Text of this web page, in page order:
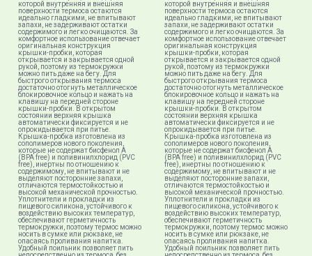
которой внутренняя и внешняя
поверхности термоса остаются
идеально гладкими, не впитывают
запахи, не задерживают остатки
содержимого и легко очищаются. За
комфортное использование отвечает
оригинальная конструкция
крышки-пробки, которая
открывается и закрывается одной
рукой, поэтому из термокружки
можно пить даже на бегу. Для
быстрого открывания термоса
достаточно отогнуть металлическое
блокировочное кольцо и нажать на
клавишу на передней стороне
крышки-пробки. В открытом
состоянии верхняя крышка
автоматически фиксируется и не
опрокидывается при питье.
Крышка-пробка изготовлена из
сополимеров нового поколения,
которые не содержат бисфенол А
(BPA free) и поливинилхлорид (PVC
free), инертны по отношению к
содержимому, не впитывают и не
выделяют посторонние запахи,
отличаются термостойкостью и
высокой механической прочностью.
Уплотнители и прокладки из
пищевого силикона, устойчивого к
воздействию высоких температур,
обеспечивают герметичность
термокружки, поэтому термос можно
носить в сумке или рюкзаке, не
опасаясь проливания напитка.
Удобный поильник позволяет пить
которой внутренняя и внешняя
поверхности термоса остаются
идеально гладкими, не впитывают
запахи, не задерживают остатки
содержимого и легко очищаются. За
комфортное использование отвечает
оригинальная конструкция
крышки-пробки, которая
открывается и закрывается одной
рукой, поэтому из термокружки
можно пить даже на бегу. Для
быстрого открывания термоса
достаточно отогнуть металлическое
блокировочное кольцо и нажать на
клавишу на передней стороне
крышки-пробки. В открытом
состоянии верхняя крышка
автоматически фиксируется и не
опрокидывается при питье.
Крышка-пробка изготовлена из
сополимеров нового поколения,
которые не содержат бисфенол А
(BPA free) и поливинилхлорид (PVC
free), инертны по отношению к
содержимому, не впитывают и не
выделяют посторонние запахи,
отличаются термостойкостью и
высокой механической прочностью.
Уплотнители и прокладки из
пищевого силикона, устойчивого к
воздействию высоких температур,
обеспечивают герметичность
термокружки, поэтому термос можно
носить в сумке или рюкзаке, не
опасаясь проливания напитка.
Удобный поильник позволяет пить